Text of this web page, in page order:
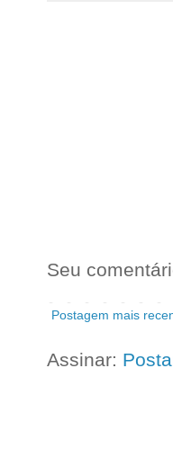
Seu
Postagem mais
Assinar: